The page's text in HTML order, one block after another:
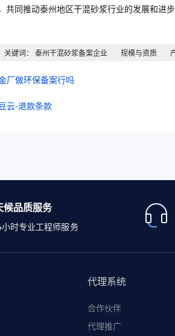
共同推动泰州地区干混砂浆行业的发展和进
关键词： 泰州干混砂浆备案企业 规模与资质
厂做环保备案行吗
云-退款条款
候品质服务
时专业工程师服务
代理系统
合作伙伴
代理推广